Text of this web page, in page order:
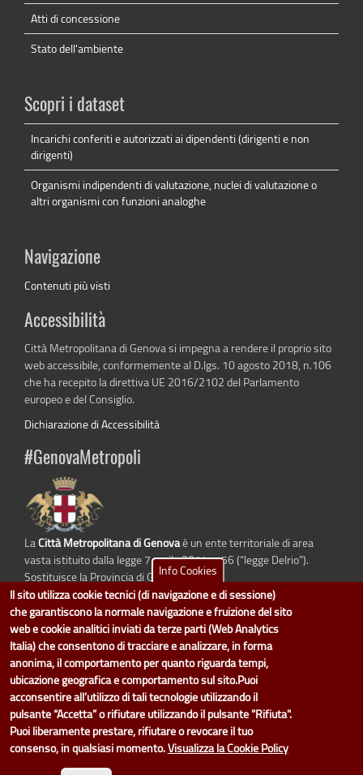
Atti di concessione
Stato dell'ambiente
Scopri i dataset
Incarichi conferiti e autorizzati ai dipendenti (dirigenti e non
dirigenti)
Organismi indipendenti di valutazione, nuclei di valutazione o
altri organismi con funzioni analoghe
Navigazione
Contenuti più visti
Accessibilità
Città Metropolitana di Genova si impegna a rendere il proprio sito
web accessibile, conformemente al D.lgs. 10 agosto 2018, n.106
che ha recepito la direttiva UE 2016/2102 del Parlamento
europeo e del Consiglio.
Dichiarazione di Accessibilità
#GenovaMetropoli
LaCittà Metropolitana di Genovaè un ente territoriale di area
vasta istituito dalla legge 7 aprile 2014 n. 56 (“legge Delrio”).
Sostituisce la Provincia di Genova.
dati.cittametropolitana.genova.itè il progetto "Open Data" della
Metropolitana di Genova.
Il design e la gestione sono a cura del Servizio Sistemi Informativi. Ogni
Direzione è responsabile per la parte di "dati" e "dataset".
accedi (area riservata)|contatti|privacy| Statistiche
Info Cookies
Il sito utilizza cookie tecnici (di navigazione e di sessione)
che garantiscono la normale navigazione e fruizione del sito
web e cookie analitici inviati da terze parti (Web Analytics
Italia) che consentono di tracciare e analizzare, in forma
anonima, il comportamento per quanto riguarda tempi,
ubicazione geografica e comportamento sul sito.Puoi
acconsentire all’utilizzo di tali tecnologie utilizzando il
pulsante “Accetta” o rifiutare utilizzando il pulsante "Rifiuta".
Puoi liberamente prestare, rifiutare o revocare il tuo
consenso, in qualsiasi momento.Visualizza la Cookie Policy